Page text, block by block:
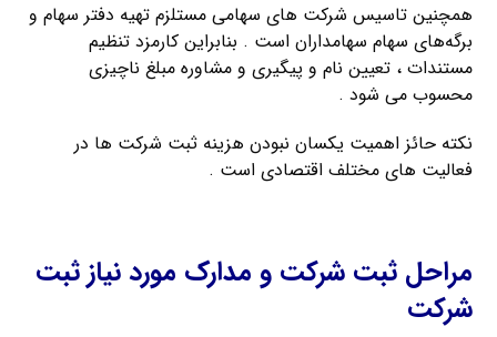
همچنین تاسیس شرکت‌ های سهامی مستلزم تهیه دفتر سهام و
برگه‌های سهام سهامداران است . بنابراین کارمزد تنظیم
مستندات ، تعیین نام و پیگیری و مشاوره مبلغ ناچیزی
محسوب می‌ شود .
نکته حائز اهمیت یکسان نبودن هزینه ثبت شرکت ها در
فعالیت های مختلف اقتصادی است .
مراحل ثبت شرکت و مدارک مورد نیاز ثبت
شرکت